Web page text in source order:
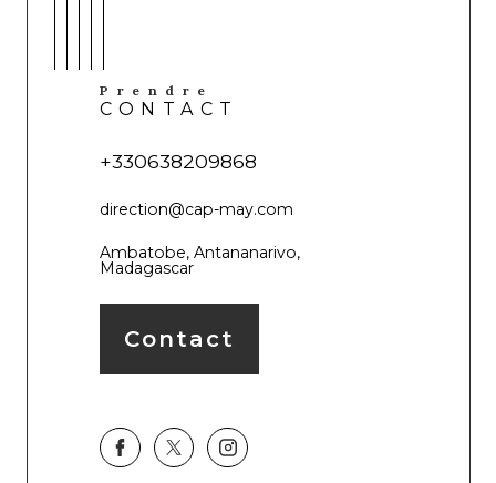
Prendre
CONTACT
+330638209868
direction@cap-may.com
Ambatobe, Antananarivo,
Madagascar
Contact